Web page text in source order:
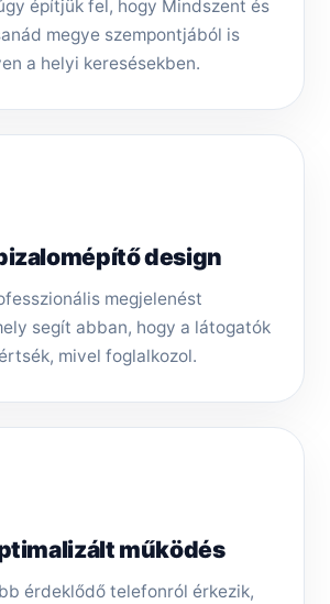
építjük fel, hogy Mindszent és
megye szempontjából is
a helyi keresésekben.
design
megjelenést
segít abban, hogy a látogatók
mivel foglalkozol.
működés
érdeklődő telefonról érkezik,